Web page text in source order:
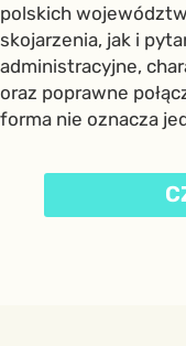
polskich
skojarzenia, jak i
administracyjne,
oraz poprawne
forma nie oznacza